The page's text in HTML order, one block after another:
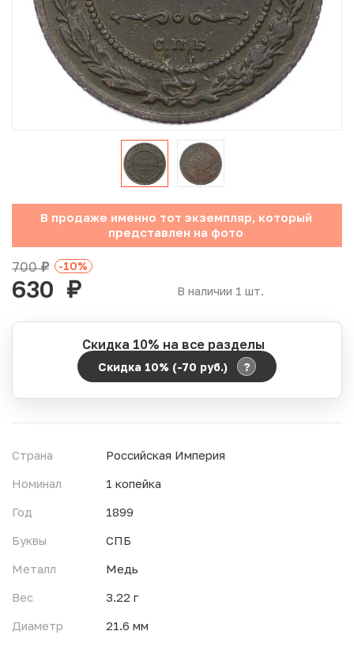
Юбилейные монеты Банка России (с 1999 года)
Памятные и инвестиционные монеты СССР и России
Иностранные монеты
Неофициальные выпуски монет (Unusual)
Античные и средневековые монеты
Наборы монет
Инвестиционные монеты
В продаже именно тот экземпляр, который
представлен на фото
В наличии 1 шт.
700руб. -10%
630 руб.
Скидка 10% на все разделы
Скидка 10% (-70 руб.) ?
Период действия акции:
1дн. ч.
Страна
Российская Империя
Номинал
1 копейка
Год
1899
Буквы
СПБ
Металл
Медь
Вес
3.22 г
Диаметр
21.6 мм